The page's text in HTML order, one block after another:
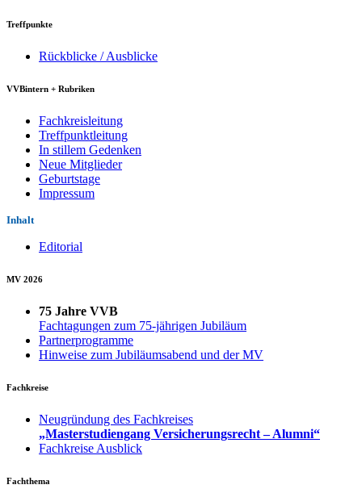
Treffpunkte
Rückblicke / Ausblicke
VVBintern + Rubriken
Fachkreisleitung
Treffpunktleitung
In stillem Gedenken
Neue Mitglieder
Geburtstage
Impressum
Inhalt
Editorial
MV 2026
75 Jahre VVB
Fachtagungen zum 75-jährigen Jubiläum
Partnerprogramme
Hinweise zum Jubiläumsabend und der MV
Fachkreise
Neugründung des Fachkreises
„Masterstudiengang Versicherungsrecht – Alumni“
Fachkreise Ausblick
Fachthema